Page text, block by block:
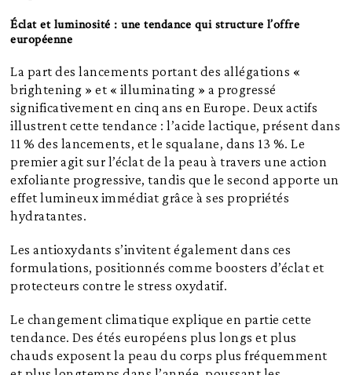
Éclat et luminosité : une tendance qui structure l’offre
européenne
La part des lancements portant des allégations «
brightening » et « illuminating » a progressé
significativement en cinq ans en Europe. Deux actifs
illustrent cette tendance : l’acide lactique, présent dans
11 % des lancements, et le squalane, dans 13 %. Le
premier agit sur l’éclat de la peau à travers une action
exfoliante progressive, tandis que le second apporte un
effet lumineux immédiat grâce à ses propriétés
hydratantes.
Les antioxydants s’invitent également dans ces
formulations, positionnés comme boosters d’éclat et
protecteurs contre le stress oxydatif.
Le changement climatique explique en partie cette
tendance. Des étés européens plus longs et plus
chauds exposent la peau du corps plus fréquemment